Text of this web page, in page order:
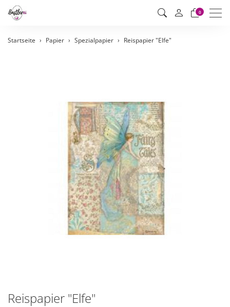
0
Startseite Papier Spezialpapier Reispapier "Elfe"
Reispapier "Elfe"